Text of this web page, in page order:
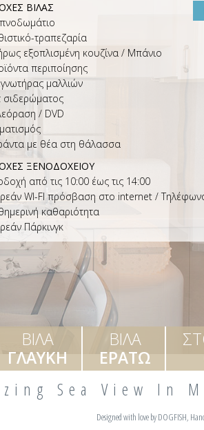
ΒΙΛΑΣ
τραπεζαρία
εξοπλισμένη κουζίνα / Μπάνιο
περιποίησης
μαλλιών
σιδερώματος
/ DVD
με θέα στη θάλασσα
ΞΕΝΟΔΟΧΕΙΟΥ
από τις 10:00 έως τις 14:00
WI-FI πρόσβαση στο internet /
καθαριότητα
Πάρκινγκ
ΒΙΛΑ
ΓΛΑΥΚΗ
ΒΙΛΑ
ΕΡΑΤΩ
Sea View In
Designed with love byDOGFISH,